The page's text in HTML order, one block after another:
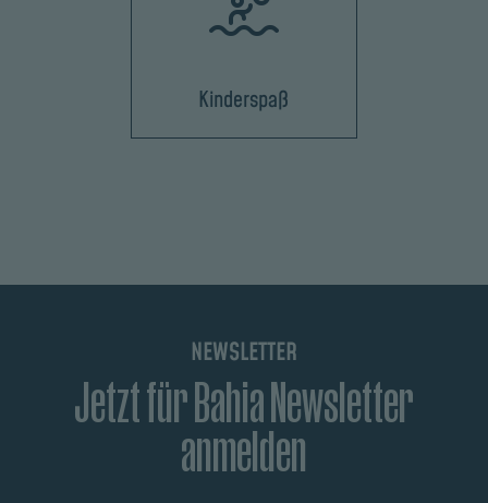
Kinderspaß
NEWSLETTER
Jetzt für Bahia Newsletter
anmelden